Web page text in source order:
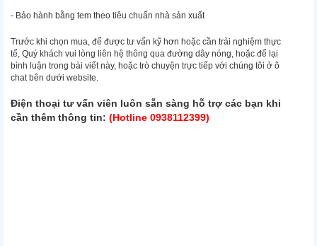
- Bảo hành bằng tem theo tiêu chuẩn nhà sản xuất
Trước khi chọn mua, để được tư vấn kỹ hơn hoặc cần trải nghiệm thực
tế, Quý khách vui lòng liên hệ thông qua đường dây nóng, hoặc để lại
bình luận trong bài viết này, hoặc trò chuyện trực tiếp với chúng tôi ở ô
chat bên dưới website.
Điện thoại tư vấn viên luôn sẵn sàng hỗ trợ các bạn khi
cần thêm thông tin: (Hotline 0938112399)